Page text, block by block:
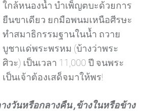
ใกล้หนองน้ำ บำเพ็ญตบะด้วยการ
ยืนขาเดียว ยกมือพนมเหนือศีรษะ
ทำสมาธิกรรมฐานในน้ำ ถวาย
บูชาแด่พระพรหม (บ้างว่าพระ
ศิวะ) เป็นเวลา 11,000 ปี จนพระ
เป็นเจ้าต้องเสด็จมาให้พร!
งวันหรือกลางคืน,ข้างในหรือข้าง